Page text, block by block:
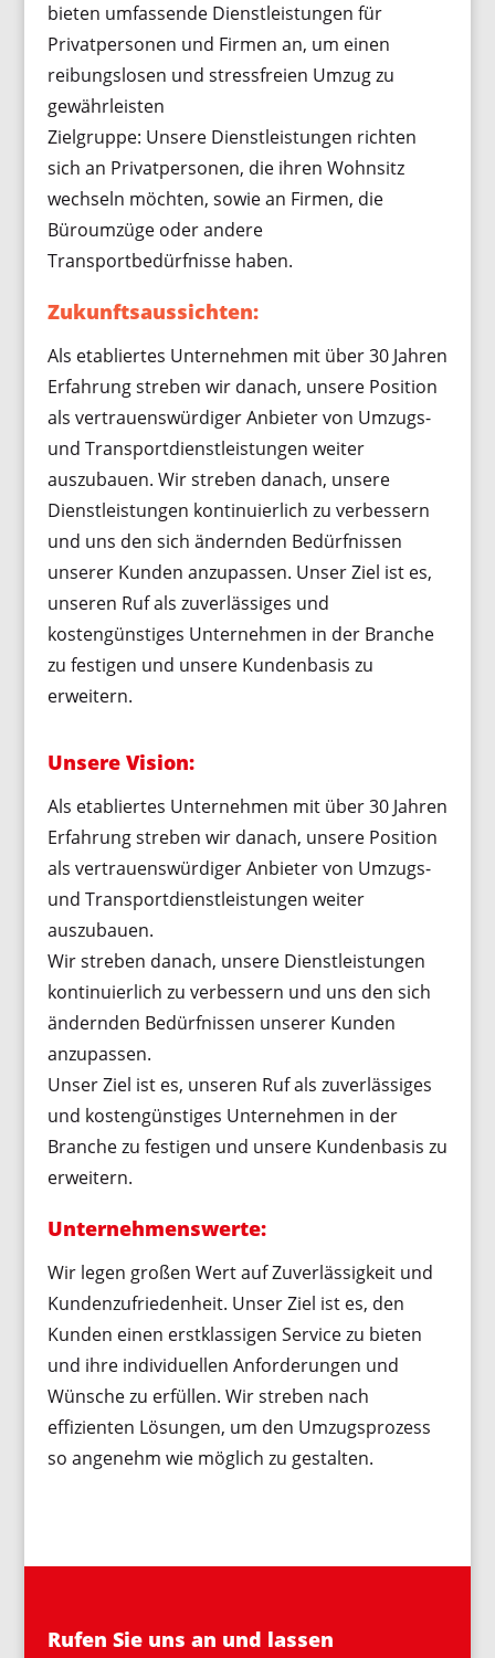
bieten umfassende Dienstleistungen für
Privatpersonen und Firmen an, um einen
reibungslosen und stressfreien Umzug zu
gewährleisten
Zielgruppe: Unsere Dienstleistungen richten
sich an Privatpersonen, die ihren Wohnsitz
wechseln möchten, sowie an Firmen, die
Büroumzüge oder andere
Transportbedürfnisse haben.
Zukunftsaussichten:
Als etabliertes Unternehmen mit über 30 Jahren
Erfahrung streben wir danach, unsere Position
als vertrauenswürdiger Anbieter von Umzugs-
und Transportdienstleistungen weiter
auszubauen. Wir streben danach, unsere
Dienstleistungen kontinuierlich zu verbessern
und uns den sich ändernden Bedürfnissen
unserer Kunden anzupassen. Unser Ziel ist es,
unseren Ruf als zuverlässiges und
kostengünstiges Unternehmen in der Branche
zu festigen und unsere Kundenbasis zu
erweitern.
Unsere Vision:
Als etabliertes Unternehmen mit über 30 Jahren
Erfahrung streben wir danach, unsere Position
als vertrauenswürdiger Anbieter von Umzugs-
und Transportdienstleistungen weiter
auszubauen.
Wir streben danach, unsere Dienstleistungen
kontinuierlich zu verbessern und uns den sich
ändernden Bedürfnissen unserer Kunden
anzupassen.
Unser Ziel ist es, unseren Ruf als zuverlässiges
und kostengünstiges Unternehmen in der
Branche zu festigen und unsere Kundenbasis zu
erweitern.
Unternehmenswerte:
Wir legen großen Wert auf Zuverlässigkeit und
Kundenzufriedenheit. Unser Ziel ist es, den
Kunden einen erstklassigen Service zu bieten
und ihre individuellen Anforderungen und
Wünsche zu erfüllen. Wir streben nach
effizienten Lösungen, um den Umzugsprozess
so angenehm wie möglich zu gestalten.
Rufen Sie uns an und lassen